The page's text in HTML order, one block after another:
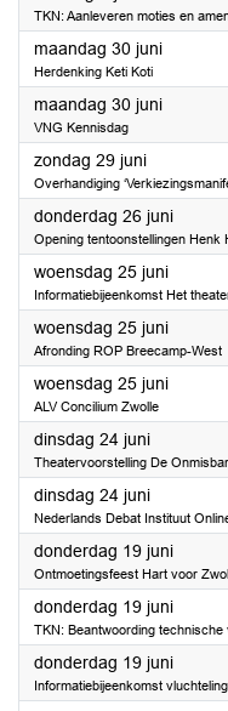
TKN: Aanleveren moties en
maandag 30 juni2025
Herdenking Keti Koti
maandag 30 juni2025
VNG Kennisdag
zondag 29 juni2025
Overhandiging
donderdag 26 juni2025
Opening tentoonstellingen
woensdag 25 juni2025
Informatiebijeenkomst Het
woensdag 25 juni2025
Afronding ROP Breecamp-West
woensdag 25 juni2025
ALV Concilium Zwolle
dinsdag 24 juni2025
Theatervoorstelling De
dinsdag 24 juni2025
Nederlands Debat Instituut
donderdag 19 juni2025
Ontmoetingsfeest Hart voor
donderdag 19 juni2025
TKN: Beantwoording
donderdag 19 juni2025
Informatiebijeenkomst